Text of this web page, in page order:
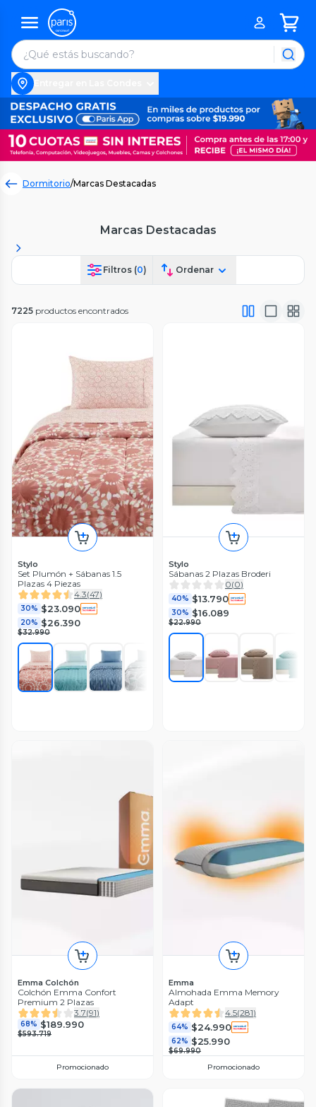
Dormitorio/Marcas Destacadas
Marcas Destacadas
Filtros (0) Ordenar
7225 productos encontrados
Stylo
Set Plumón + Sábanas 1.5
Plazas 4 Piezas
4.3(47)
30% $23.090
20% $26.390
$32.990
Stylo
Sábanas 2 Plazas Broderi
0(0)
40% $13.790
30% $16.089
$22.990
Emma Colchón
Colchón Emma Confort
Premium 2 Plazas
3.7(91)
68% $189.990
$593.719
Promocionado
Emma
Almohada Emma Memory
Adapt
4.5(281)
64% $24.990
62% $25.990
$69.990
Promocionado